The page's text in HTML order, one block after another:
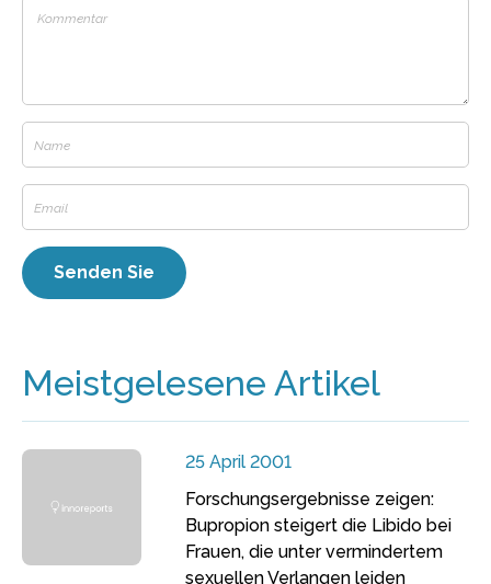
Meistgelesene Artikel
25 April 2001
Forschungsergebnisse zeigen:
Bupropion steigert die Libido bei
Frauen, die unter vermindertem
sexuellen Verlangen leiden